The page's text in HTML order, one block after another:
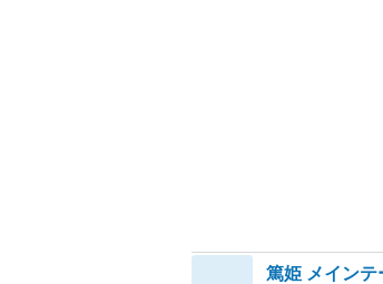
篤姫 メインテ